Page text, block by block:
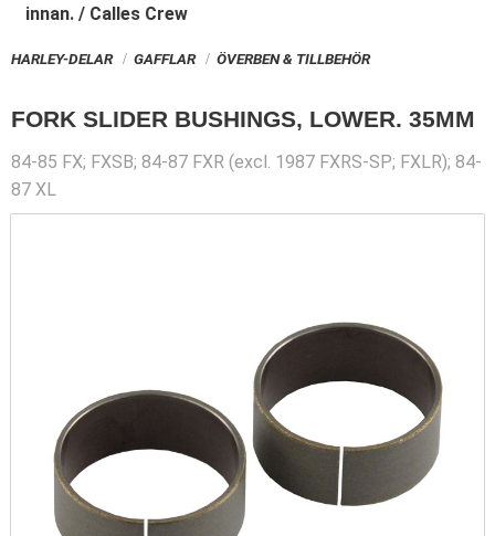
innan. / Calles Crew
HARLEY-DELAR GAFFLAR ÖVERBEN & TILLBEHÖR
FORK SLIDER BUSHINGS, LOWER. 35MM
84-85 FX; FXSB; 84-87 FXR (excl. 1987 FXRS-SP; FXLR); 84-
87 XL